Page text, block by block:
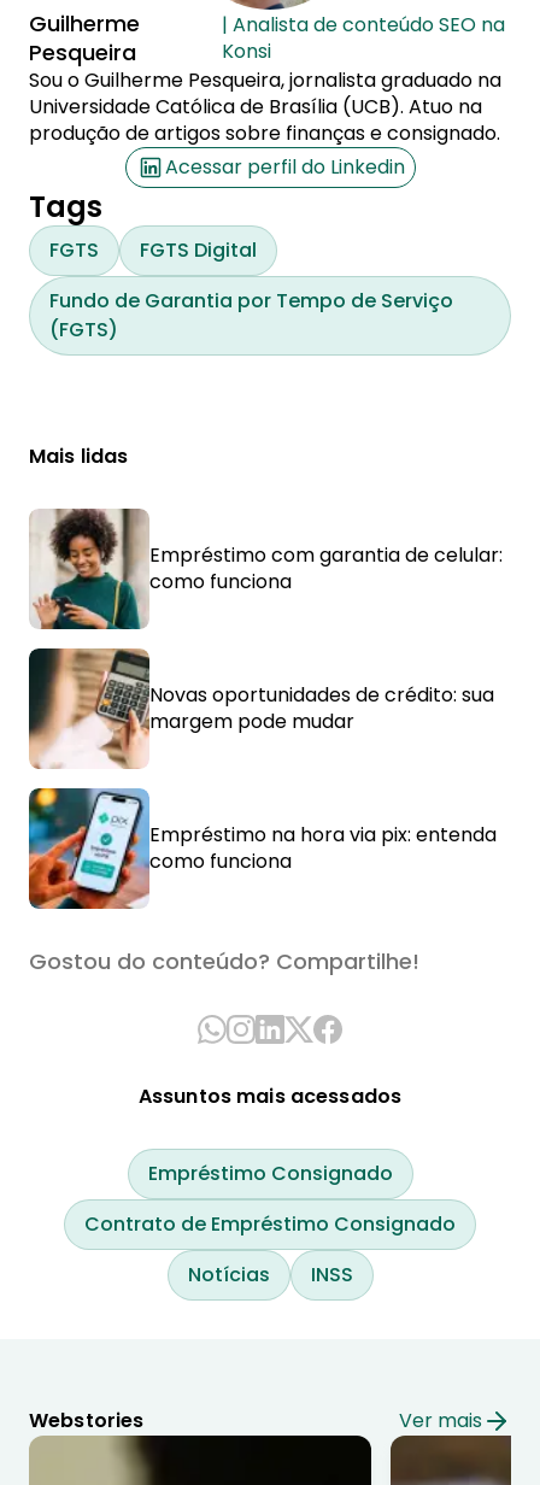
Guilherme
Pesqueira
| Analista de conteúdo SEO na
Konsi
Sou o Guilherme Pesqueira, jornalista graduado na
Universidade Católica de Brasília (UCB). Atuo na
produção de artigos sobre finanças e consignado.
Acessar perfil do Linkedin
Tags
FGTS
FGTS Digital
Fundo de Garantia por Tempo de Serviço
(FGTS)
Mais lidas
Empréstimo com garantia de celular:
como funciona
Novas oportunidades de crédito: sua
margem pode mudar
Empréstimo na hora via pix: entenda
como funciona
Gostou do conteúdo? Compartilhe!
Assuntos mais acessados
Empréstimo Consignado
Contrato de Empréstimo Consignado
Notícias
INSS
Webstories Ver mais